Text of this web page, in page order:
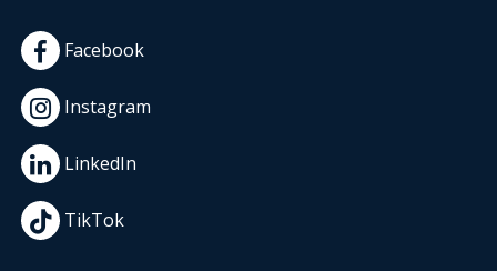
Facebook
Instagram
LinkedIn
TikTok